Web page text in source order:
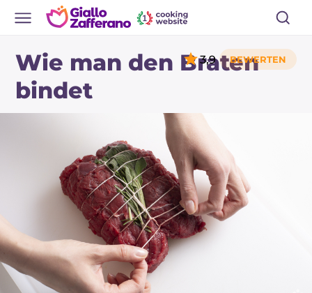
Wie man den Braten
bindet
3,9